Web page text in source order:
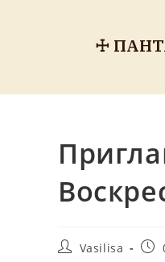
☩
Vasilisa